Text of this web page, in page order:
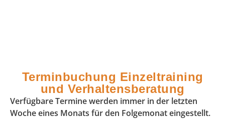
Terminbuchung Einzeltraining
und Verhaltensberatung
Verfügbare Termine werden immer in der letzten
Woche eines Monats für den Folgemonat eingestellt.